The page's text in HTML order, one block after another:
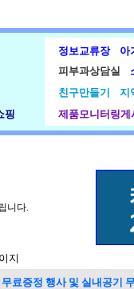
정보교류장
아
피부과상담실
친구만들기
지
핑
제품모니터링게
니다.
지
료증정 행사 및 실내공기